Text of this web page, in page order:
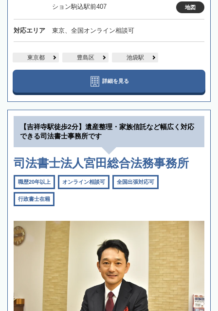
ション駒込駅前407
地図
対応エリア 東京、全国オンライン相談可
東京都 豊島区 池袋駅
詳細を見る
【吉祥寺駅徒歩2分】遺産整理・家族信託など幅広く対応
できる司法書士事務所です
司法書士法人宮田総合法務事務所
職歴20年以上 オンライン相談可 全国出張対応可
行政書士在籍